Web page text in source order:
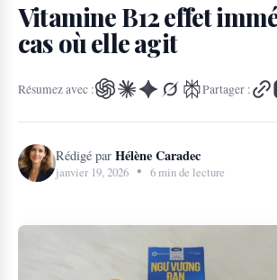
Vitamine B12 effet
cas où elle agit
Résumez avec : Partager :
Rédigé par Hélène Caradec
janvier 19, 2026 • 6 min de lecture